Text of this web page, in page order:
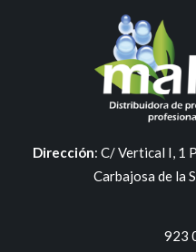
Dirección: C/ Vertical I, 1
Carbajosa de la
923